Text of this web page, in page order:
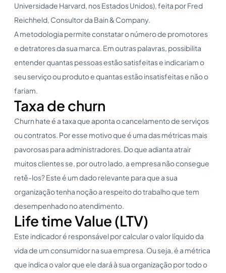
Universidade Harvard, nos Estados Unidos), feita por Fred
Reichheld, Consultor da Bain & Company.
A metodologia permite constatar o número de promotores
e detratores da sua marca. Em outras palavras, possibilita
entender quantas pessoas estão satisfeitas e indicariam o
seu serviço ou produto e quantas estão insatisfeitas e não o
fariam.
Taxa de churn
Churn hate é a taxa que aponta o cancelamento de serviços
ou contratos. Por esse motivo que é uma das métricas mais
pavorosas para administradores. Do que adianta atrair
muitos clientes se, por outro lado, a empresa não consegue
retê-los? Este é um dado relevante para que a sua
organização tenha noção a respeito do trabalho que tem
desempenhado no atendimento.
Life time Value (LTV)
Este indicador é responsável por calcular o valor líquido da
vida de um consumidor na sua empresa. Ou seja, é a métrica
que indica o valor que ele dará à sua organização por todo o